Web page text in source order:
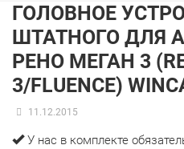
ГОЛОВНОЕ
ШТАТНОГО ДЛЯ
РЕНО МЕГАН 3
3/FLUENCE)
11.12.2015
У нас в комплекте